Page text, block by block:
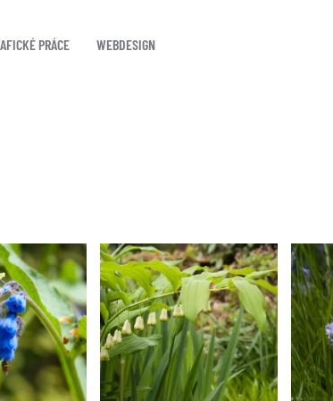
PRÁCE WEBDESIGN